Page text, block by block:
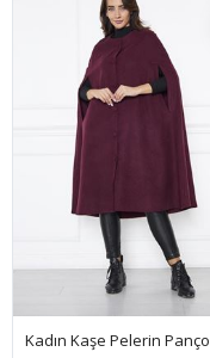
Kadın Kaşe Pelerin Panço